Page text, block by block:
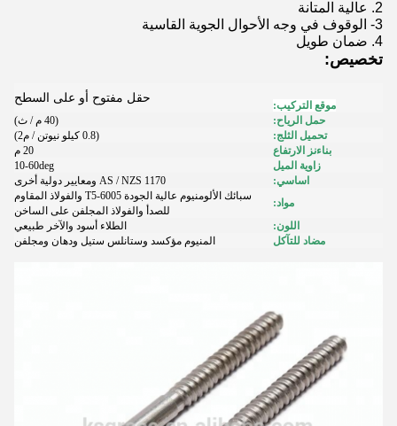
2. عالية المتانة
3- الوقوف في وجه الأحوال الجوية القاسية
4. ضمان طويل
تخصيص:
موقع التركيب:
حقل مفتوح أو على السطح
حمل الرياح:
(40 م / ث)
تحميل الثلج:
(0.8 كيلو نيوتن / م 2
)
بناءنز الارتفاع
20 م
زاوية الميل
10-60deg
اساسي:
AS / NZS 1170 ومعايير دولية أخرى
مواد:
سبائك الألومنيوم عالية الجودة 6005-T5 والفولاذ المقاوم
للصدأ والفولاذ المجلفن على الساخن
اللون:
الطلاء أسود والآخر طبيعي
مضاد للتآكل
المنيوم مؤكسد وستانلس ستيل ودهان ومجلفن